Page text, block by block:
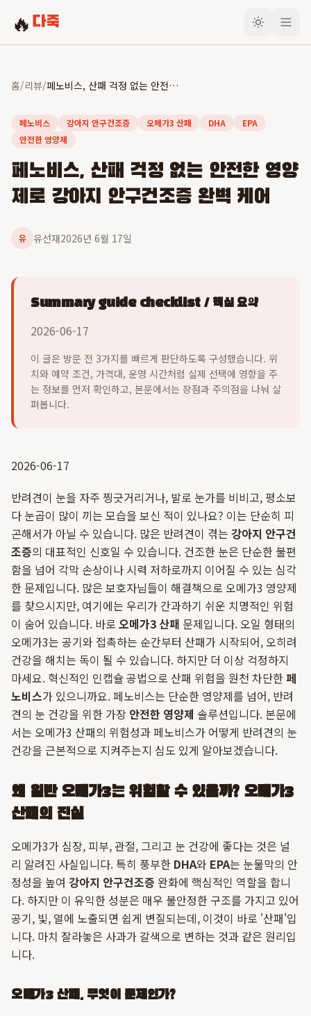
🔥 다죽
홈/리뷰/ 페노비스, 산패 걱정 없는 안전한 영양제로 강아지 안구건조증 완벽 케어
페노비스 강아지 안구건조증 오메가3 산패 DHA
EPA
안전한 영양제
페노비스, 산패 걱정 없는 안전한 영양
제로 강아지 안구건조증 완벽 케어
유 유선재2026년 6월 17일
Summary guide checklist / 핵심 요약
2026-06-17
이 글은 방문 전 3가지를 빠르게 판단하도록 구성했습니다. 위
치와 예약 조건, 가격대, 운영 시간처럼 실제 선택에 영향을 주
는 정보를 먼저 확인하고, 본문에서는 장점과 주의점을 나눠 살
펴봅니다.
2026-06-17
반려견이 눈을 자주 찡긋거리거나, 발로 눈가를 비비고, 평소보
다 눈곱이 많이 끼는 모습을 보신 적이 있나요? 이는 단순히 피
곤해서가 아닐 수 있습니다. 많은 반려견이 겪는 강아지 안구건
조증의 대표적인 신호일 수 있습니다. 건조한 눈은 단순한 불편
함을 넘어 각막 손상이나 시력 저하로까지 이어질 수 있는 심각
한 문제입니다. 많은 보호자님들이 해결책으로 오메가3 영양제
를 찾으시지만, 여기에는 우리가 간과하기 쉬운 치명적인 위험
이 숨어 있습니다. 바로 오메가3 산패 문제입니다. 오일 형태의
오메가3는 공기와 접촉하는 순간부터 산패가 시작되어, 오히려
건강을 해치는 독이 될 수 있습니다. 하지만 더 이상 걱정하지
마세요. 혁신적인 인캡슐 공법으로 산패 위험을 원천 차단한 페
노비스가 있으니까요. 페노비스는 단순한 영양제를 넘어, 반려
견의 눈 건강을 위한 가장 안전한 영양제 솔루션입니다. 본문에
서는 오메가3 산패의 위험성과 페노비스가 어떻게 반려견의 눈
건강을 근본적으로 지켜주는지 심도 있게 알아보겠습니다.
왜 일반 오메가3는 위험할 수 있을까? 오메가3
산패의 진실
오메가3가 심장, 피부, 관절, 그리고 눈 건강에 좋다는 것은 널
리 알려진 사실입니다. 특히 풍부한 DHA와 EPA는 눈물막의 안
정성을 높여 강아지 안구건조증 완화에 핵심적인 역할을 합니
다. 하지만 이 유익한 성분은 매우 불안정한 구조를 가지고 있어
공기, 빛, 열에 노출되면 쉽게 변질되는데, 이것이 바로 '산패'입
니다. 마치 잘라놓은 사과가 갈색으로 변하는 것과 같은 원리입
니다.
오메가3 산패, 무엇이 문제인가?